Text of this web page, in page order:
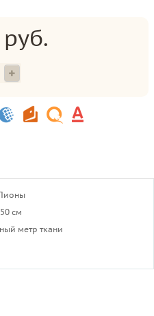
см
метр ткани